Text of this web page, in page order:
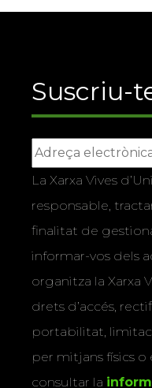
Suscriu-
La Xarxa Vives
responsable,
finalitat de
informar-vos dels
organitza la Xarxa
drets d’accés,
portabilitat,
per mitjans físics
consultar la